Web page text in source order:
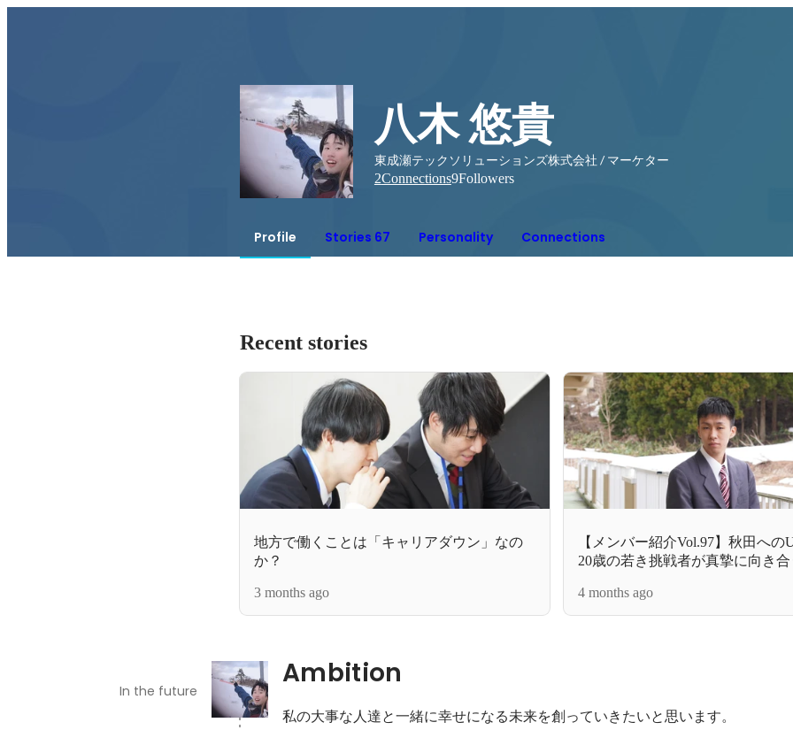
八木 悠貴
東成瀬テックソリューションズ株式会社 / マーケター
2Connections9Followers
Profile Stories 67 Personality Connections
Recent stories
地方で働くことは「キャリアダウン」なの
か？
3 months ago
【メンバー紹介Vol.97】秋田への
20歳の若き挑戦者が真摯に向き
4 months ago
Ambition
In the future
私の大事な人達と一緒に幸せになる未来を創っていきたいと思います。